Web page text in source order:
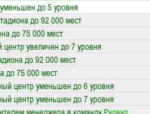
до 5 уровня
до 92 000 мест
до 75 000 мест
увеличен до 7 уровня
до 92 000 мест
до 75 000 мест
центр уменьшен до 6 уровня
центр уменьшен до 7 уровня